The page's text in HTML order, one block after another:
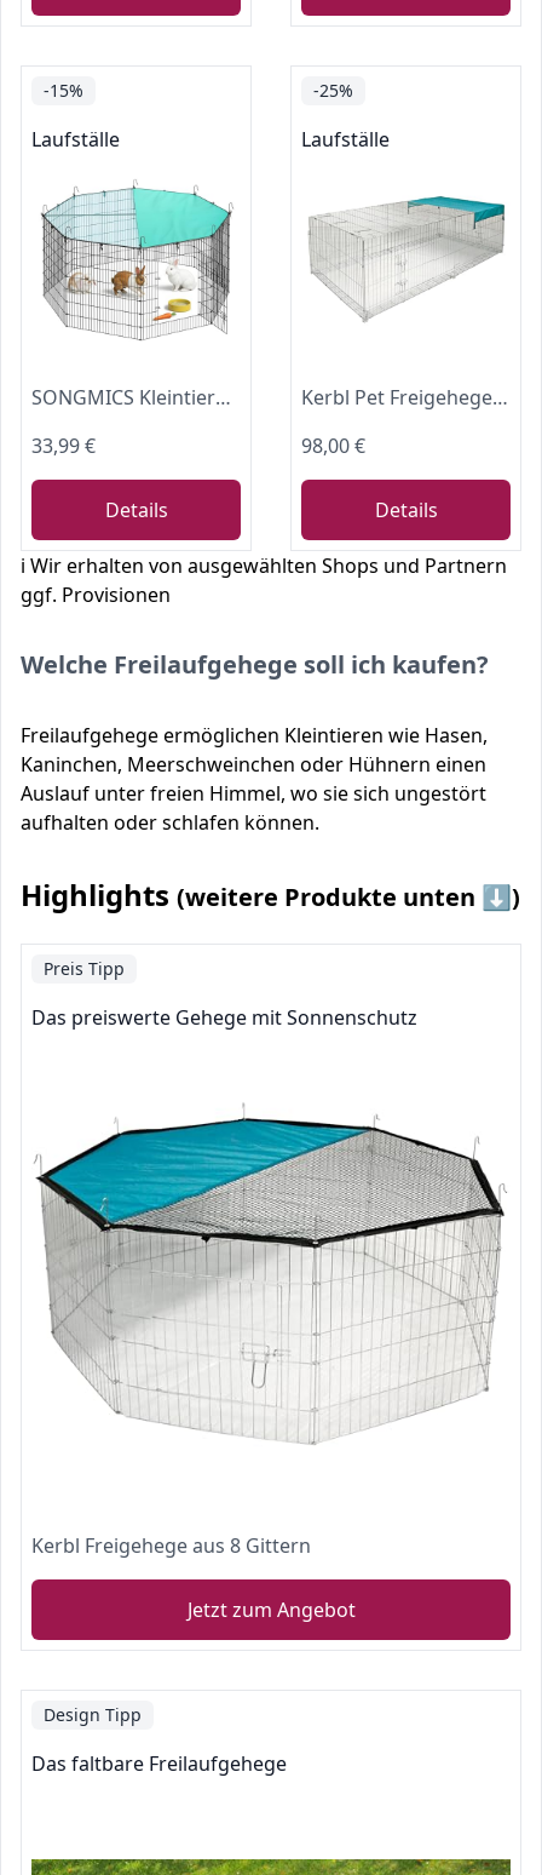
-15%
Laufställe
SONGMICS Kleintiergehege, Freilaufgehege mit Abdeckung, 8 Gitterplatten
33,99 €
Details
-25%
Laufställe
Kerbl Pet Freigehege mit Ausbruchsperre, 230 x 115 x 70 cm, mit Sonnenschutzabdeckung, 4 x seitlichen Türen, langlebig
98,00 €
Details
ℹ️ Wir erhalten von ausgewählten Shops und Partnern
ggf. Provisionen
Welche Freilaufgehege soll ich kaufen?
Freilaufgehege ermöglichen Kleintieren wie Hasen,
Kaninchen, Meerschweinchen oder Hühnern einen
Auslauf unter freien Himmel, wo sie sich ungestört
aufhalten oder schlafen können.
Highlights (weitere Produkte unten ⬇️)
Preis Tipp
Das preiswerte Gehege mit Sonnenschutz
Kerbl Freigehege aus 8 Gittern
Jetzt zum Angebot
Design Tipp
Das faltbare Freilaufgehege